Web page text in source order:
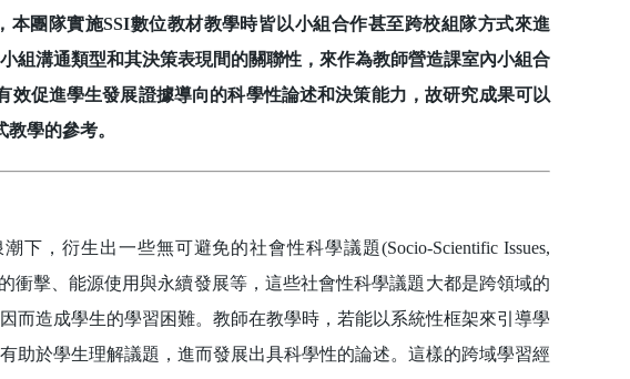
團隊實施SSI數位教材教學時皆以小組合作甚至跨校組隊方式來進
組溝通類型和其決策表現間的關聯性，來作為教師營造課室內小組合
效促進學生發展證據導向的科學性論述和決策能力，故研究成果可以
學的參考。
，衍生出一些無可避免的社會性科學議題(Socio-Scientific Issues,
衝擊、能源使用與永續發展等，這些社會性科學議題大都是跨領域的
而造成學生的學習困難。教師在教學時，若能以系統性框架來引導學
助於學生理解議題，進而發展出具科學性的論述。這樣的跨域學習經